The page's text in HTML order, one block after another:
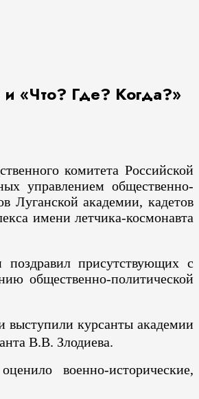
«Что? Где? Когда?»
комитета Российской
управлением общественно-
Луганской академии, кадетов
имени летчика-космонавта
присутствующих с
общественно-политической
выступили курсанты академии
В.В. Злодиева.
военно-исторические,